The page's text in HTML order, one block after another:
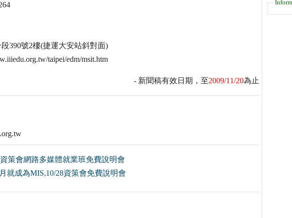
390號2樓(捷運大安站斜對面)
taipei/edm/msit.htm
- 新聞稿有效日期，至2009/11/20為止
策會網路多媒體就業班免費說明會
就成為MIS,10/28資策會免費說明會